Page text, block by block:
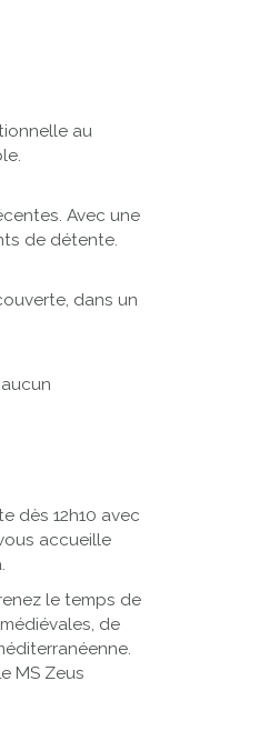
au
Avec une
de détente.
dans un
dès 12h10 avec
accueille
le temps de
de
MS Zeus